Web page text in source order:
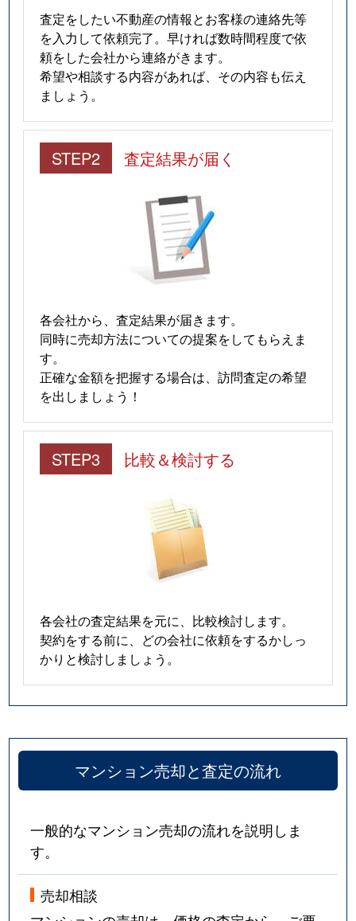
査定をしたい不動産の情報とお客様の連絡先等
を入力して依頼完了。早ければ数時間程度で依
頼をした会社から連絡がきます。
希望や相談する内容があれば、その内容も伝え
ましょう。
STEP2 査定結果が届く
各会社から、査定結果が届きます。
同時に売却方法についての提案をしてもらえま
す。
正確な金額を把握する場合は、訪問査定の希望
を出しましょう！
STEP3 比較＆検討する
各会社の査定結果を元に、比較検討します。
契約をする前に、どの会社に依頼をするかしっ
かりと検討しましょう。
マンション売却と査定の流れ
一般的なマンション売却の流れを説明しま
す。
売却相談